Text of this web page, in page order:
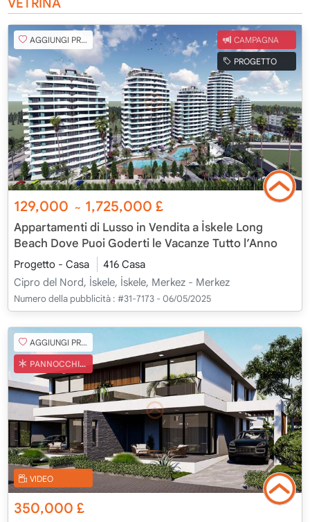
VETRINA
AGGIUNGI PREFERITO CAMPAGNA
PROGETTO
129,000 ~ 1,725,000£
Appartamenti di Lusso in Vendita a İskele Long
Beach Dove Puoi Goderti le Vacanze Tutto l’Anno
Progetto - Casa
416 Casa
Cipro del Nord, İskele, İskele, Merkez - Merkez
Numero della pubblicità : #31-7173 - 06/05/2025
AGGIUNGI PREFERITO
PANNOCCHIA TURCA
VIDEO
350,000 £